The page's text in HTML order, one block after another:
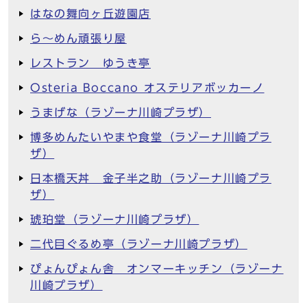
はなの舞向ヶ丘遊園店
ら～めん頑張り屋
レストラン ゆうき亭
Osteria Boccano オステリアボッカーノ
うまげな（ラゾーナ川崎プラザ）
博多めんたいやまや食堂（ラゾーナ川崎プラ
ザ）
日本橋天丼 金子半之助（ラゾーナ川崎プラ
ザ）
琥珀堂（ラゾーナ川崎プラザ）
二代目ぐるめ亭（ラゾーナ川崎プラザ）
ぴょんぴょん舎 オンマーキッチン（ラゾーナ
川崎プラザ）